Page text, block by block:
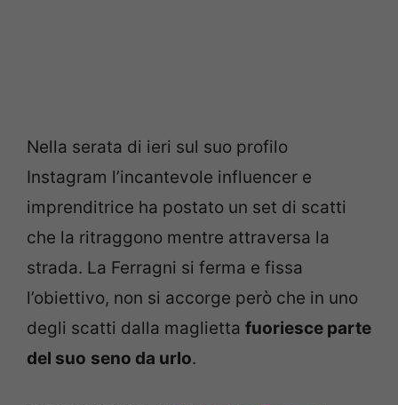
Nella serata di ieri sul suo profilo
Instagram l’incantevole influencer e
imprenditrice ha postato un set di scatti
che la ritraggono mentre attraversa la
strada. La Ferragni si ferma e fissa
l’obiettivo, non si accorge però che in uno
degli scatti dalla maglietta fuoriesce parte
del suo seno da urlo.